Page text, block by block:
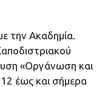
την Ακαδημία.
«Οργάνωση και
έως και σήμερα